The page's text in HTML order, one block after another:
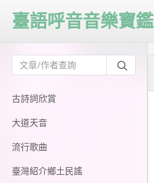
古詩詞欣賞
大道天音
流行歌曲
臺灣紹介鄉土民謠
臺語呼音音樂寶鑑